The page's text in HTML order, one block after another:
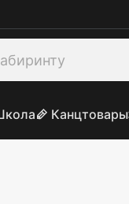
Канцтовары